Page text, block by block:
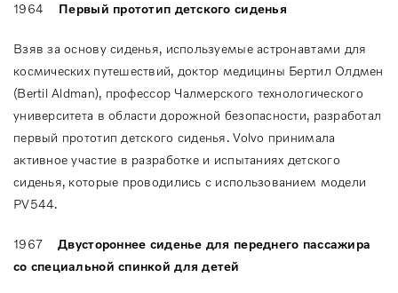
1964 Первый прототип детского сиденья
Взяв за основу сиденья, используемые астронавтами для
космических путешествий, доктор медицины Бертил Олдмен
(Bertil Aldman), профессор Чалмерского технологического
университета в области дорожной безопасности, разработал
первый прототип детского сиденья. Volvo принимала
активное участие в разработке и испытаниях детского
сиденья, которые проводились с использованием модели
PV544.
1967Двустороннее сиденье для переднего пассажира
со специальной спинкой для детей